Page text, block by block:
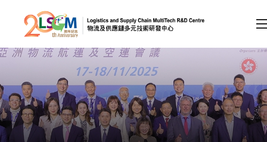
跳到內容（按回車鍵）
會員登入
A A EN 繁 简